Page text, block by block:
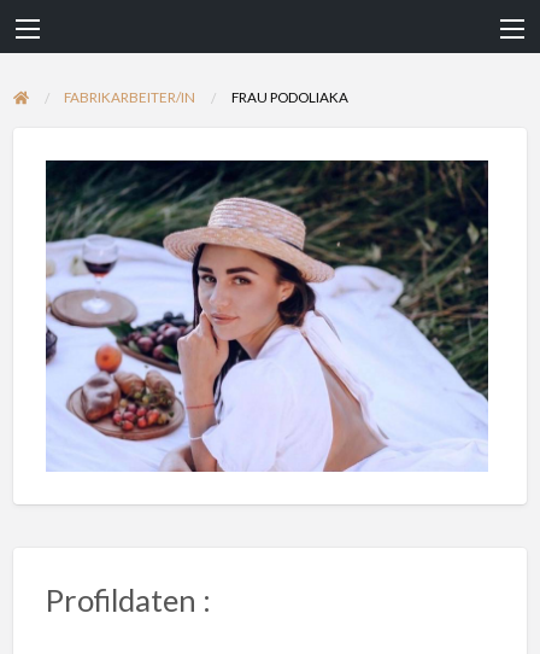
FABRIKARBEITER/IN FRAU PODOLIAKA
Profildaten :